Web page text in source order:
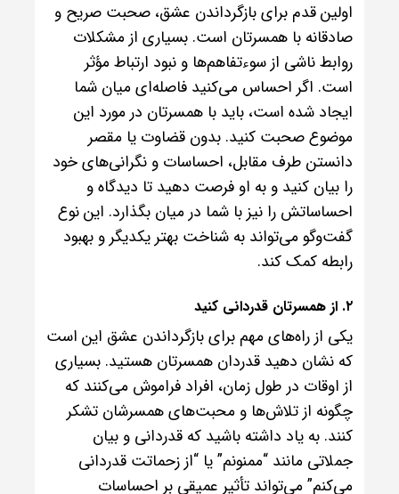
اولین قدم برای بازگرداندن عشق، صحبت صریح و
صادقانه با همسرتان است. بسیاری از مشکلات
روابط ناشی از سوءتفاهم‌ها و نبود ارتباط مؤثر
است. اگر احساس می‌کنید فاصله‌ای میان شما
ایجاد شده است، باید با همسرتان در مورد این
موضوع صحبت کنید. بدون قضاوت یا مقصر
دانستن طرف مقابل، احساسات و نگرانی‌های خود
را بیان کنید و به او فرصت دهید تا دیدگاه و
احساساتش را نیز با شما در میان بگذارد. این نوع
گفت‌وگو می‌تواند به شناخت بهتر یکدیگر و بهبود
رابطه کمک کند.
۲. از همسرتان قدردانی کنید
یکی از راه‌های مهم برای بازگرداندن عشق این است
که نشان دهید قدردان همسرتان هستید. بسیاری
از اوقات در طول زمان، افراد فراموش می‌کنند که
چگونه از تلاش‌ها و محبت‌های همسرشان تشکر
کنند. به یاد داشته باشید که قدردانی و بیان
جملاتی مانند “ممنونم” یا “از زحماتت قدردانی
می‌کنم” می‌تواند تأثیر عمیقی بر احساسات